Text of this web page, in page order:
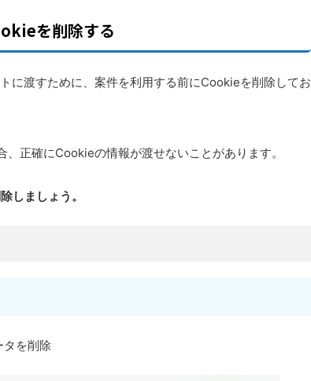
を削除する
に渡すために、案件を利用する前にCookieを削除してお
正確にCookieの情報が渡せないことがあります。
しましょう。
タを削除